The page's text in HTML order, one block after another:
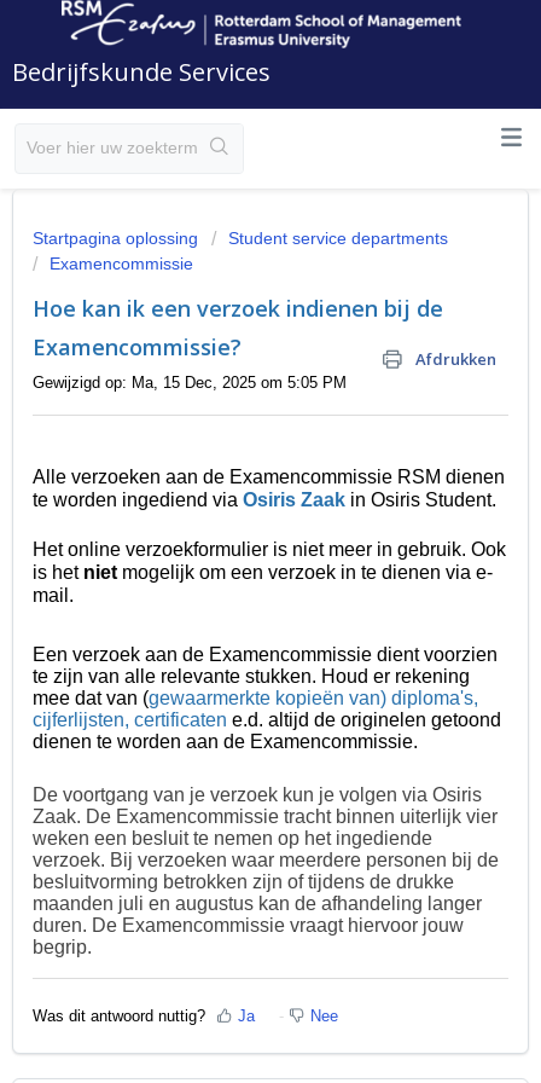
Bedrijfskunde Services
Startpagina oplossing
Student service departments
Examencommissie
Hoe kan ik een verzoek indienen bij de
Examencommissie?
Afdrukken
Gewijzigd op: Ma, 15 Dec, 2025 om 5:05 PM
Alle verzoeken aan de Examencommissie RSM dienen
te worden ingediend via Osiris Zaak in Osiris Student.
Het online verzoekformulier is niet meer in gebruik. Ook
is het niet mogelijk om een verzoek in te dienen via e-
mail.
Een verzoek aan de Examencommissie dient voorzien
te zijn van alle relevante stukken. Houd er rekening
mee dat van (gewaarmerkte kopieën van) diploma's,
cijferlijsten, certificaten e.d. altijd de originelen getoond
dienen te worden aan de Examencommissie.
De voortgang van je verzoek kun je volgen via Osiris
Zaak. De Examencommissie tracht binnen uiterlijk vier
weken een besluit te nemen op het ingediende
verzoek. Bij verzoeken waar meerdere personen bij de
besluitvorming betrokken zijn of tijdens de drukke
maanden juli en augustus kan de afhandeling langer
duren. De Examencommissie vraagt hiervoor jouw
begrip.
Was dit antwoord nuttig? Ja Nee